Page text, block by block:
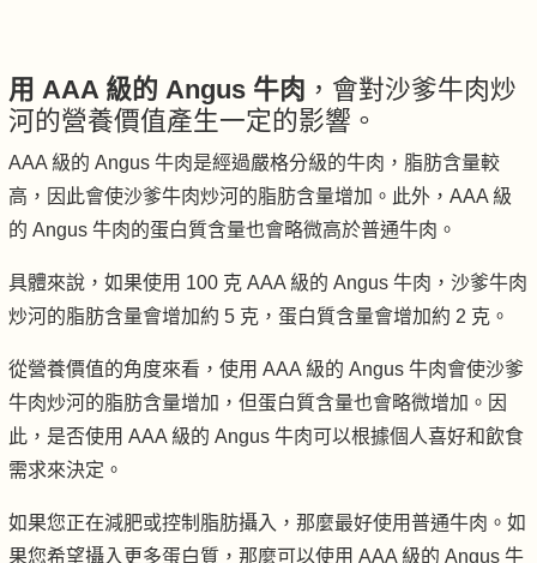
用 AAA 級的 Angus 牛肉 ，會對沙爹牛肉炒
河的營養價值產生一定的影響。
AAA 級的 Angus 牛肉是經過嚴格分級的牛肉，脂肪含量較
高，因此會使沙爹牛肉炒河的脂肪含量增加。此外，AAA 級
的 Angus 牛肉的蛋白質含量也會略微高於普通牛肉。
具體來說，如果使用 100 克 AAA 級的 Angus 牛肉，沙爹牛肉
炒河的脂肪含量會增加約 5 克，蛋白質含量會增加約 2 克。
從營養價值的角度來看，使用 AAA 級的 Angus 牛肉會使沙爹
牛肉炒河的脂肪含量增加，但蛋白質含量也會略微增加。因
此，是否使用 AAA 級的 Angus 牛肉可以根據個人喜好和飲食
需求來決定。
如果您正在減肥或控制脂肪攝入，那麼最好使用普通牛肉。如
果您希望攝入更多蛋白質，那麼可以使用 AAA 級的 Angus 牛